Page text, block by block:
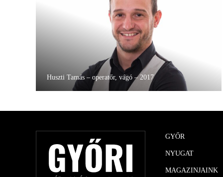
Huszti Tamás – operatőr, vágó – 2017
GYŐR
NYUGAT
MAGAZINJAINK